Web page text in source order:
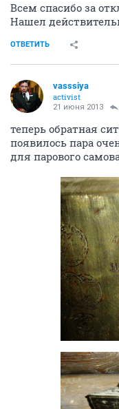
Всем спасибо за
Нашел
ОТВЕТИТЬ
vasssiya
activist
21 июня 2013
теперь обратная
появилось пара
для парового